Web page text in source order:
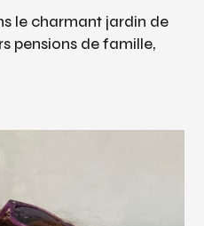
le charmant jardin de
pensions de famille,